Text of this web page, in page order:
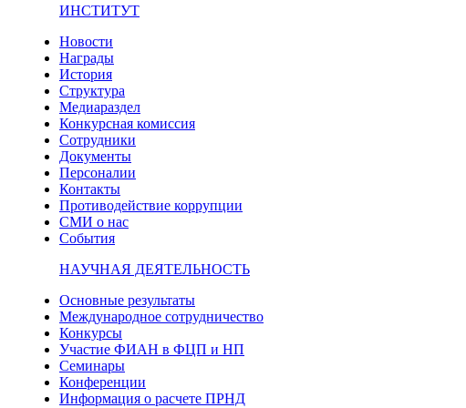
ИНСТИТУТ
Новости
Награды
История
Структура
Медиараздел
Конкурсная комиссия
Сотрудники
Документы
Персоналии
Контакты
Противодействие коррупции
СМИ о нас
События
НАУЧНАЯ ДЕЯТЕЛЬНОСТЬ
Основные результаты
Международное сотрудничество
Конкурсы
Участие ФИАН в ФЦП и НП
Семинары
Конференции
Информация о расчете ПРНД